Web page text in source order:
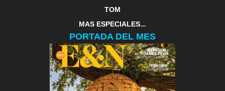
TOM
MAS ESPECIALES...
PORTADA DEL MES